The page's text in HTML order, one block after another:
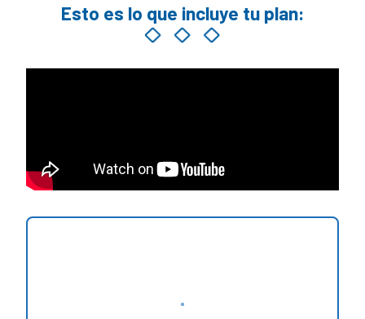
Esto es lo que incluye tu plan: